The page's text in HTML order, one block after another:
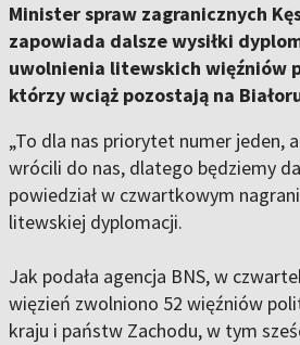
Minister spraw zagranicznych
zapowiada dalsze wysiłki
uwolnienia litewskich więźniów
którzy wciąż pozostają na
„To dla nas priorytet numer jeden,
wrócili do nas, dlatego będziemy
powiedział w czwartkowym
litewskiej dyplomacji.
Jak podała agencja BNS, w
więzień zwolniono 52 więźniów
kraju i państw Zachodu, w tym